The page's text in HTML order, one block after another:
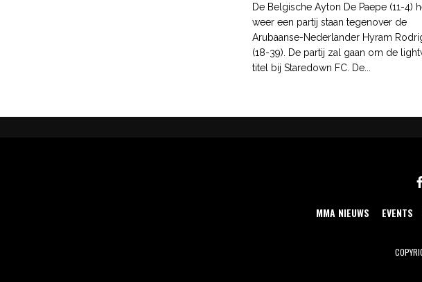
De Belgische Ayton De Paepe (11-4)
weer een partij staan tegenover de
Arubaanse-Nederlander Hyram
(18-39). De partij zal gaan om de
titel bij Staredown FC. De...
MMA NIEUWS EVENTS